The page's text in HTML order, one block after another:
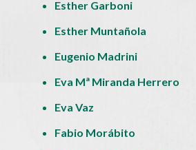
Esther Garboni
Esther Muntañola
Eugenio Madrini
Eva Mª Miranda Herrero
Eva Vaz
Fabio Morábito